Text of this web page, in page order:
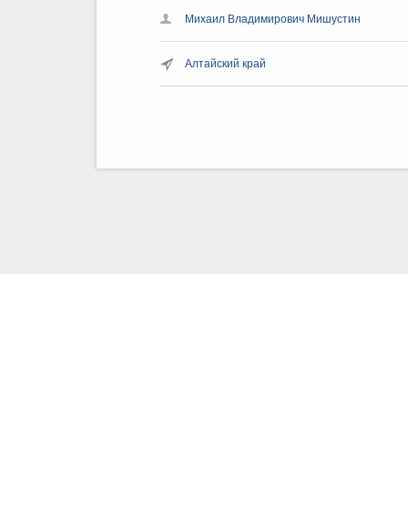
Михаил Владимирович Мишустин
Алтайский край